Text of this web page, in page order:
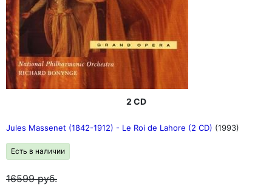
2 CD
Jules Massenet (1842-1912) - Le Roi de Lahore (2 CD) (1993)
Есть в наличии
16599руб.